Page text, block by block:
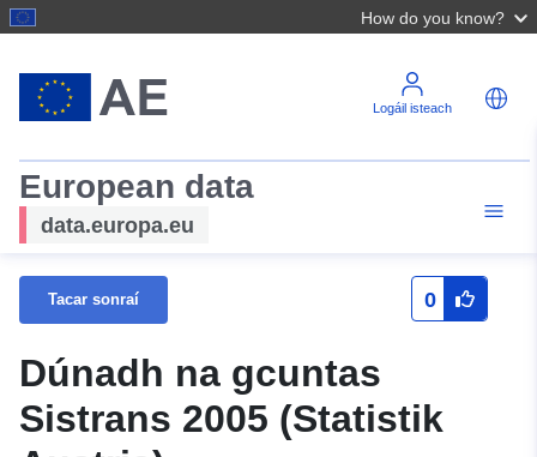
How do you know?
Logáil isteach
European data
data.europa.eu
Tacar sonraí 0
Dúnadh na gcuntas
Sistrans 2005 (Statistik